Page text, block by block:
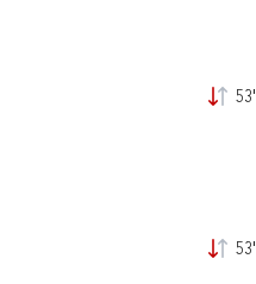
53'
53'